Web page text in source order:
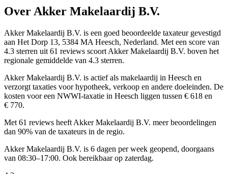
Over Akker Makelaardij B.V.
Akker Makelaardij B.V. is een goed beoordeelde taxateur gevestigd
aan Het Dorp 13, 5384 MA Heesch, Nederland. Met een score van
4.3 sterren uit 61 reviews scoort Akker Makelaardij B.V. boven het
regionale gemiddelde van 4.3 sterren.
Akker Makelaardij B.V. is actief als makelaardij in Heesch en
verzorgt taxaties voor hypotheek, verkoop en andere doeleinden. De
kosten voor een NWWI-taxatie in Heesch liggen tussen € 618 en
€ 770.
Met 61 reviews heeft Akker Makelaardij B.V. meer beoordelingen
dan 90% van de taxateurs in de regio.
Akker Makelaardij B.V. is 6 dagen per week geopend, doorgaans
van 08:30–17:00. Ook bereikbaar op zaterdag.